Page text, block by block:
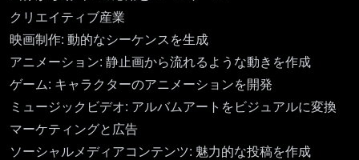
クリエイティブ産業
映画制作: 動的なシーケンスを生成
アニメーション: 静止画から流れるような動きを作成
ゲーム: キャラクターのアニメーションを開発
ミュージックビデオ: アルバムアートをビジュアルに変換
マーケティングと広告
ソーシャルメディアコンテンツ: 魅力的な投稿を作成